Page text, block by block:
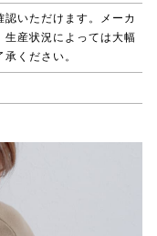
いただけます。メーカ
生産状況によっては大幅
ください。